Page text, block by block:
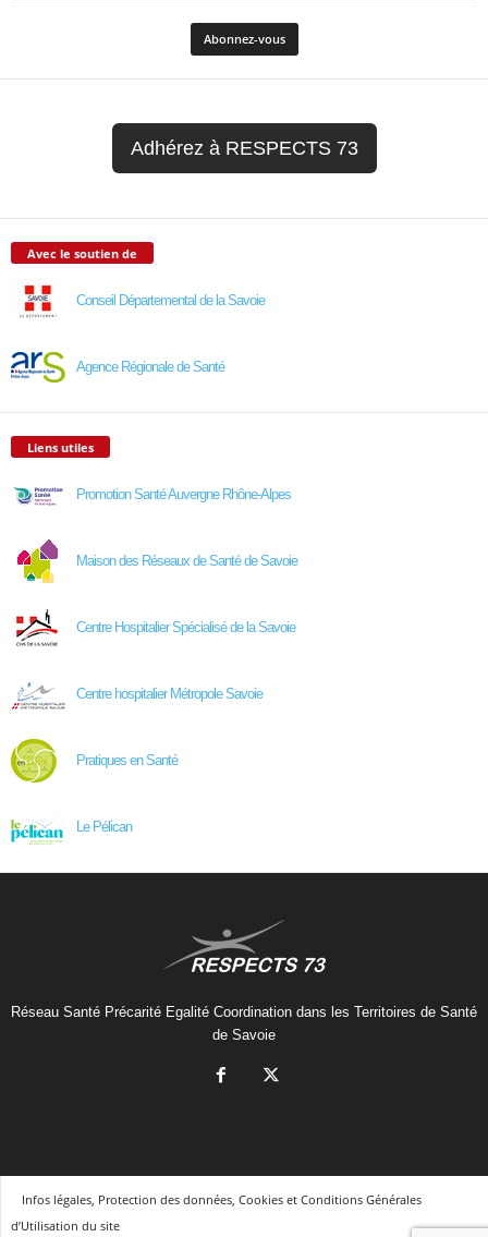
Adhérez à RESPECTS 73
Avec le soutien de
Conseil Départemental de la Savoie
Agence Régionale de Santé
Liens utiles
Promotion Santé Auvergne Rhône-Alpes
Maison des Réseaux de Santé de Savoie
Centre Hospitalier Spécialisé de la Savoie
Centre hospitalier Métropole Savoie
Pratiques en Santé
Le Pélican
Réseau Santé Précarité Egalité Coordination dans les Territoires de Santé
de Savoie
Infos légales, Protection des données, Cookies et Conditions Générales
d’Utilisation du site